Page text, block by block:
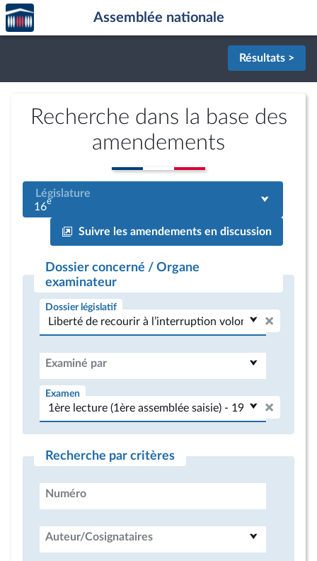
Aller au contenu
Aller en bas de la page
Accèder
à la
page
Assemblée nationale
Résultats >
Recherche dans la base des
amendements
Législature
16e
Suivre les amendements en discussion
Dossier concerné / Organe
examinateur
Dossier législatif
Examiné par
Examen
Recherche par critères
Numéro
Auteur/Cosignataires